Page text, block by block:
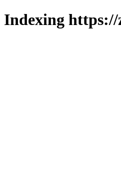
Indexing https://